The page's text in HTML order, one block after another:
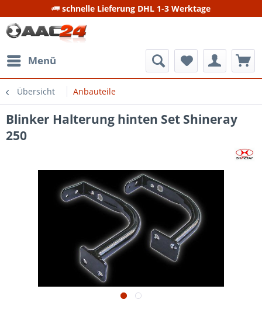
schnelle Lieferung DHL 1-3 Werktage
Menü
Übersicht Anbauteile
Blinker Halterung hinten Set Shineray
250